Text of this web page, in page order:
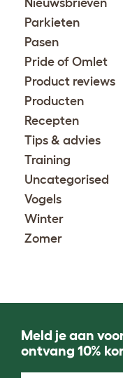
Nieuwsbrieven
Parkieten
Pasen
Pride of Omlet
Product reviews
Producten
Recepten
Tips & advies
Training
Uncategorised
Vogels
Winter
Zomer
Meld je aan
ontvang 10%